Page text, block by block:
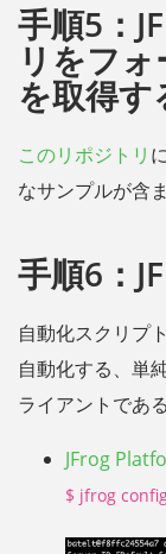
手順5：
リをフ
を取得す
このリポジトリ
なサンプルが含
手順6：
自動化スクリプ
自動化する、単
ライアントである
JFrog
$ jfrog